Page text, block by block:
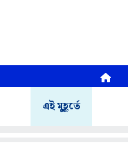
এই মুহূর্তে